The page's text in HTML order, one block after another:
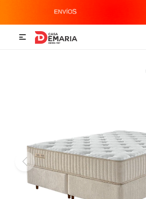

Imagen y Sonido
Accesorios